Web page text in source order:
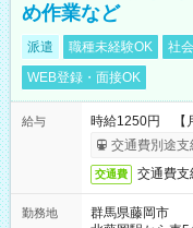
め作業など
派遣 職種未経験OK 社
WEB登録・面接OK
給与
時給1250円 【
交通費別途支
交通費 交通費支
勤務地
群馬県藤岡市